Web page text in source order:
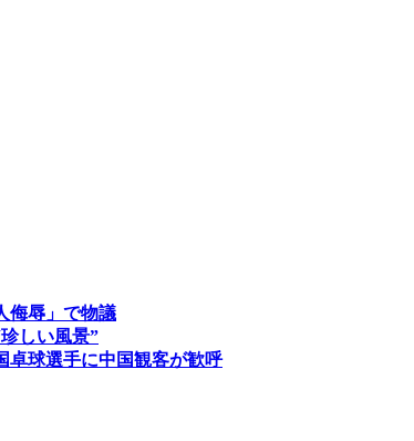
侮辱」で物議
しい風景”
球選手に中国観客が歓呼